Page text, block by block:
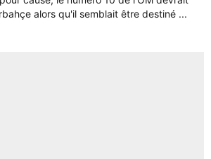
alors qu'il semblait être destiné ...